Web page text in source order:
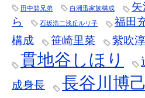
田中碧兄弟 白洲迅家族構成
ら
石坂浩二浅丘ルリ子 福田
構成
笹崎里菜 紫吹淳
貫地谷しほり
成身長
長谷川博己